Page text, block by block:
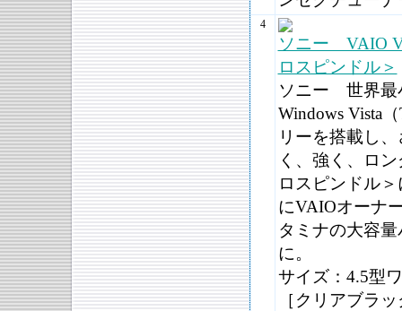
4
ソニー VAIO
ロスピンドル＞
ソニー 世界最
Windows Vista
リーを搭載し
く、強く、ロ
ロスピンドル
にVAIOオーナ
タミナの大容
に。
サイズ：4.5型
［クリアブラ